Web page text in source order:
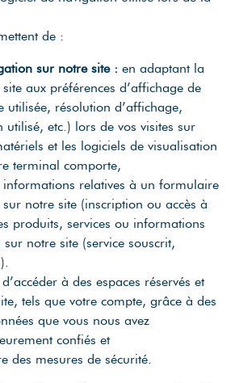
de :
sur notre site : en adaptant la
aux préférences d’affichage de
utilisée, résolution d’affichage,
utilisé, etc.) lors de vos visites sur
et les logiciels de visualisation
terminal comporte,
informations relatives à un formulaire
notre site (inscription ou accès à
produits, services ou informations
notre site (service souscrit,
à des espaces réservés et
tels que votre compte, grâce à des
que vous nous avez
confiés et
des mesures de sécurité.